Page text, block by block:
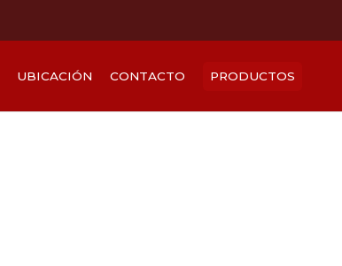
UBICACIÓN CONTACTO PRODUCTOS